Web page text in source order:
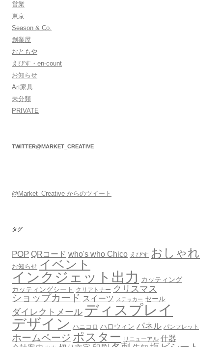
営業
東京
Season & Co.
創業屋
おともや
えびす・en-count
お知らせ
Art家具
未分類
PRIVATE
TWITTER@MARKET_CREATIVE
@Market_Creative からのツイート
タグ
POP QRコード who's who Chico えびす おしゃれ
お知らせ イベント
インクジェット出力
カッティング
カッティングシート クリアトナー クリスマス
ショップカード スイーツ ステッカー セール
ダイレクトメール ディスプレイ
デザイン ハニコロ ハロウィン パネル パンフレット
ホームページ ポスター リニューアル 什器